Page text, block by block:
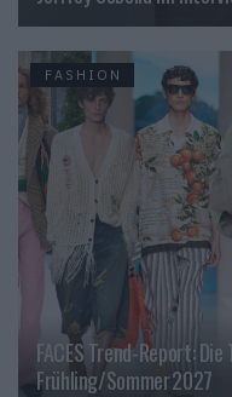
FASHION
FACES Trend-Report:
Frühling/Sommer 2027